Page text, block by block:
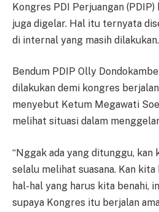
Kongres PDI Perjuangan
juga digelar. Hal itu ternyata
di internal yang masih dilakukan.
Bendum PDIP Olly
dilakukan demi kongres
menyebut Ketum Megawati
melihat situasi dalam
“Nggak ada yang ditunggu, kan
selalu melihat suasana. Kan kita
hal-hal yang harus kita benahi,
supaya Kongres itu berjalan